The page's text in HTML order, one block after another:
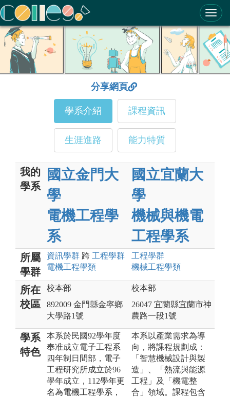
ColleGo! 大學選才與高中育才輔助系統
分享網頁
學系介紹 課程資訊
生涯進路 能力特質
我的
學系
國立金門大
學
電機工程學
系
國立宜蘭大
學
機械與機電
工程學系
所屬
學群
資訊學群 跨 工程學群
電機工程學類
工程學群
機械工程學類
所在
校區
校本部
892009 金門縣金寧鄉
大學路1號
校本部
26047 宜蘭縣宜蘭市神
農路一段1號
學系
特色
本系於民國92學年度
奉准成立電子工程系
四年制日間部，電子
工程研究所成立於96
學年成立，112學年更
名為電機工程學系，
本系以產業需求為導
向，將課程規劃成：
「智慧機械設計與製
造」、「熱流與能源
工程」及「機電整
合」領域。課程包含